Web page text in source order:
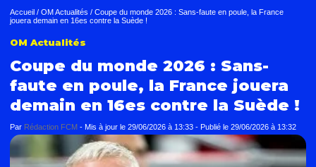
Accueil / OM Actualités / Coupe du monde 2026 : Sans-faute en poule, la France
jouera demain en 16es contre la Suède !
OM Actualités
Coupe du monde 2026 : Sans-
faute en poule, la France jouera
demain en 16es contre la Suède !
Par Rédaction FCM - Mis à jour le 29/06/2026 à 13:33 - Publié le 29/06/2026 à 13:32